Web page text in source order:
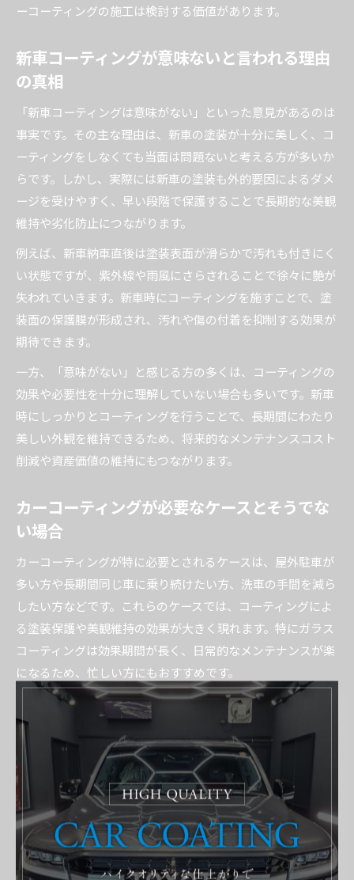
ーコーティングの施工は検討する価値があります。
新車コーティングが意味ないと言われる理由
の真相
「新車コーティングは意味がない」といった意見があるのは
事実です。その主な理由は、新車の塗装が十分に美しく、コ
ーティングをしなくても当面は問題ないと考える方が多いか
らです。しかし、実際には新車の塗装も外的要因によるダメ
ージを受けやすく、早い段階で保護することで長期的な美観
維持や劣化防止につながります。
例えば、新車納車直後は塗装表面が滑らかで汚れも付きにく
い状態ですが、紫外線や雨風にさらされることで徐々に艶が
失われていきます。新車時にコーティングを施すことで、塗
装面の保護膜が形成され、汚れや傷の付着を抑制する効果が
期待できます。
一方、「意味がない」と感じる方の多くは、コーティングの
効果や必要性を十分に理解していない場合も多いです。新車
時にしっかりとコーティングを行うことで、長期間にわたり
美しい外観を維持できるため、将来的なメンテナンスコスト
削減や資産価値の維持にもつながります。
カーコーティングが必要なケースとそうでな
い場合
カーコーティングが特に必要とされるケースは、屋外駐車が
多い方や長期間同じ車に乗り続けたい方、洗車の手間を減ら
したい方などです。これらのケースでは、コーティングによ
る塗装保護や美観維持の効果が大きく現れます。特にガラス
コーティングは効果期間が長く、日常的なメンテナンスが楽
になるため、忙しい方にもおすすめです。
一方、短期間で乗り換える予定の方や、屋内ガレージで保管
し外部ダメージを受けにくい環境の場合は、コーティングの
必要性が相対的に低くなることもあります。また、頻繁に車
を買い替える場合は、コーティングにかかるコストとメリッ
トを天秤にかけて検討するのが現実的です。
自分の車の使い方やライフスタイル、予算に合わせてコーテ
ィングの要不要を判断することが大切です。迷った場合は専
門店に相談し、実際の施工例や体験談を参考にすると、納得